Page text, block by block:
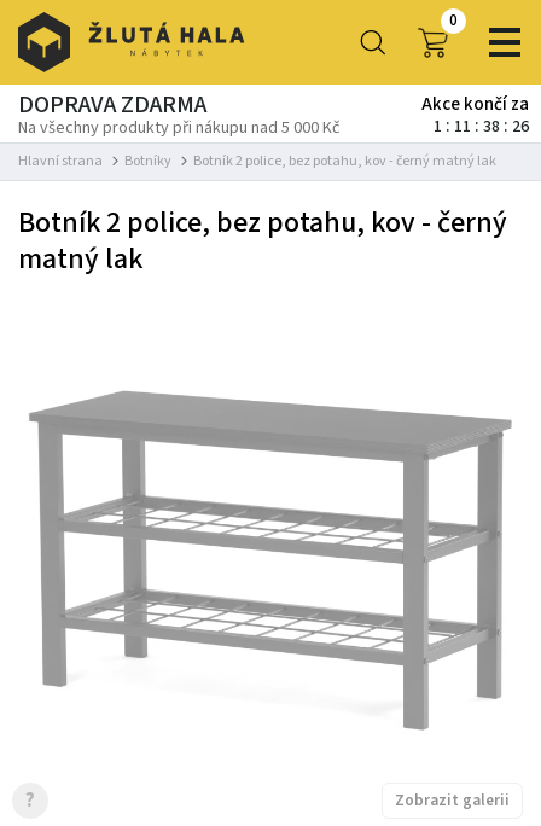
0
DOPRAVA ZDARMA
Na všechny produkty při nákupu nad 5 000 Kč
Akce končí za
1 11 38 25
Hlavní strana Botníky Botník 2 police, bez potahu, kov - černý matný lak
Botník 2 police, bez potahu, kov - černý
matný lak
Zobrazit galerii
?